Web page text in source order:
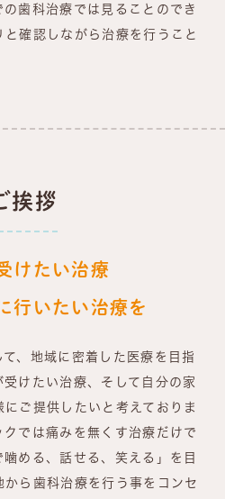
歯科治療では見ることのでき
確認しながら治療を行うこと
挨拶
けたい治療
行いたい治療を
、地域に密着した医療を目指
けたい治療、そして自分の家
ご提供したいと考えておりま
では痛みを無くす治療だけで
める、話せる、笑える」を目
ら歯科治療を行う事をコンセ